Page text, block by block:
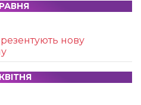
нову